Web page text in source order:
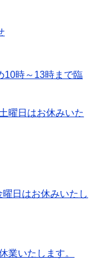
10時～13時まで臨
曜日はお休みいた
日はお休みいたし
業いたします。